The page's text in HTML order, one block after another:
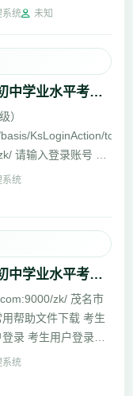
请输...
系统 未知
茂名市初中学业水平考试管理系统（九年级）http://www.mmjynet.com:9000/zk/
）
KsLoginAction/
请输入登录账号 请
系统
茂名市初中学业水平考试管理系统（九年级）http://www.mmjynet.com:9000/zk/
zk/ 茂名市
帮助文件下载 考生
录 考生用户登录
系统